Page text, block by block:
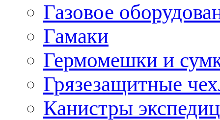
Газовое
Гамаки
Гермомешки и
Грязезащитные
Канистры